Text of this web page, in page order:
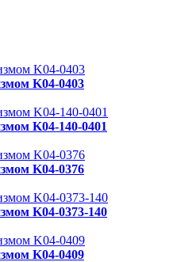
K04-0403
K04-140-0401
K04-0376
K04-0373-140
K04-0409